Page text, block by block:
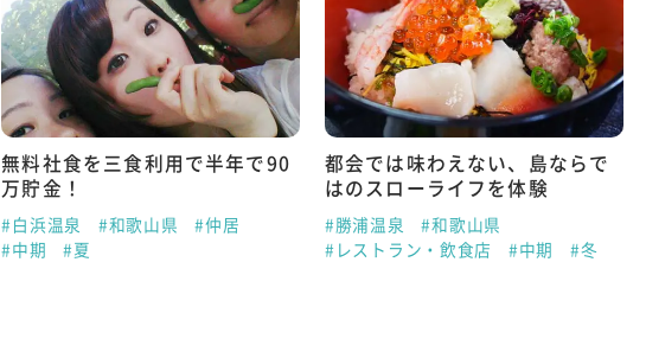
無料社食を三食利用で半年で90
万貯金！
#白浜温泉 #和歌山県
#仲居
#中期
#夏
都会では味わえない、島ならで
はのスローライフを体験
#勝浦温泉
#和歌山県
#レストラン・飲食店
#中期 #冬